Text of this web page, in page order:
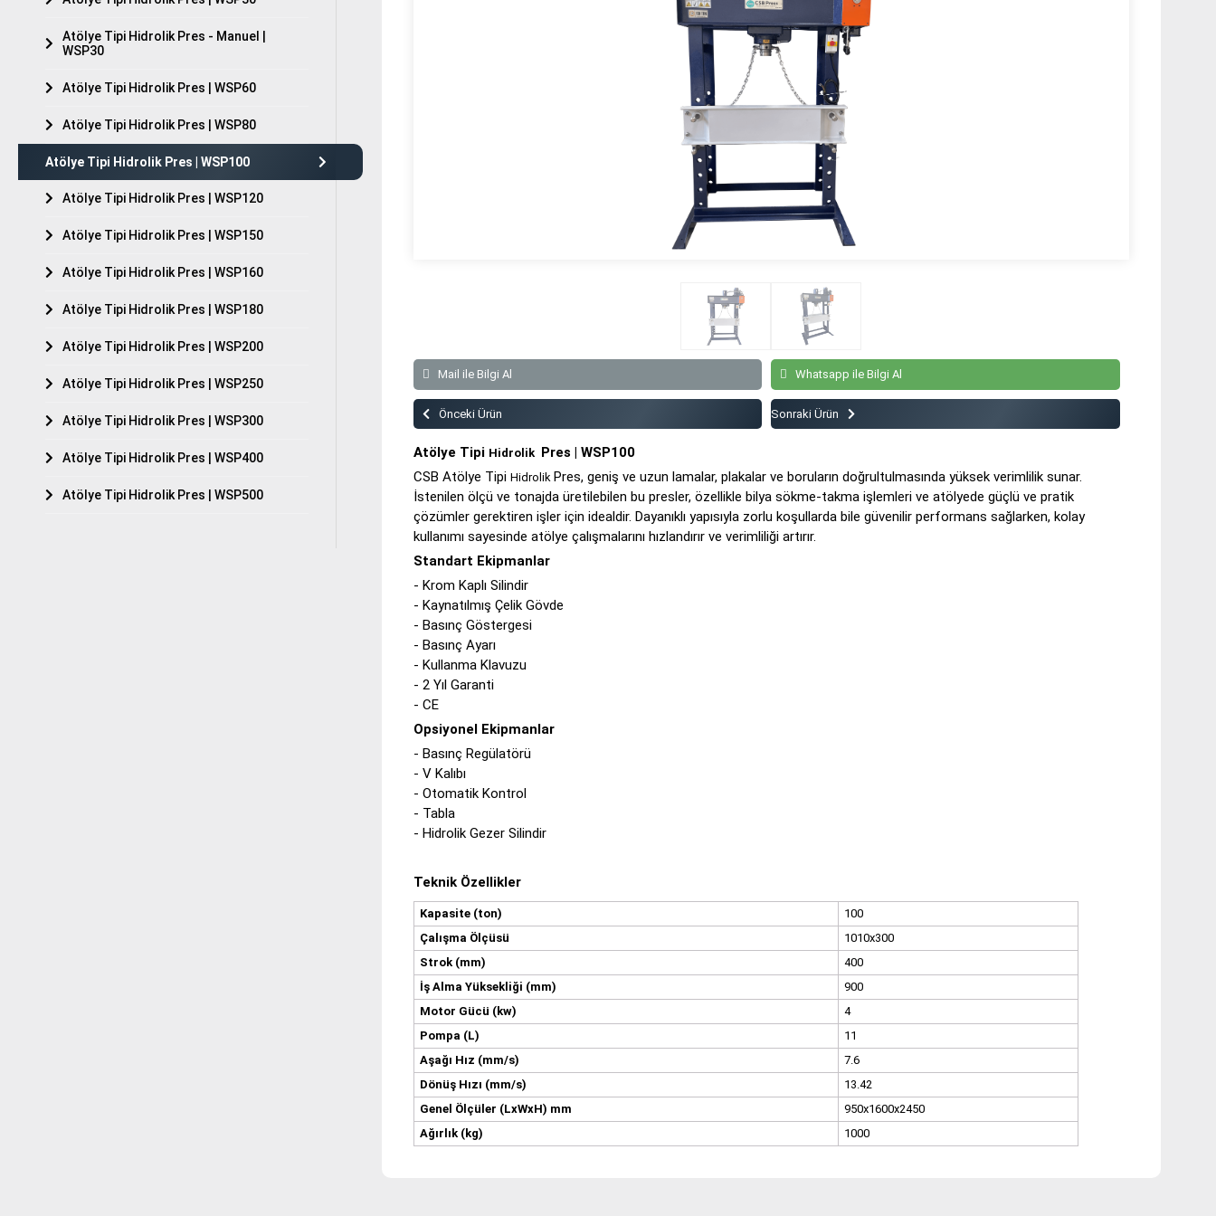
Atölye Tipi Hidrolik Pres - Manuel |
WSP30
Atölye Tipi Hidrolik Pres | WSP60
Atölye Tipi Hidrolik Pres | WSP80
Atölye Tipi Hidrolik Pres | WSP100
Atölye Tipi Hidrolik Pres | WSP120
Atölye Tipi Hidrolik Pres | WSP150
Atölye Tipi Hidrolik Pres | WSP160
Atölye Tipi Hidrolik Pres | WSP180
Atölye Tipi Hidrolik Pres | WSP200
Atölye Tipi Hidrolik Pres | WSP250
Atölye Tipi Hidrolik Pres | WSP300
Atölye Tipi Hidrolik Pres | WSP400
Atölye Tipi Hidrolik Pres | WSP500
Mail ile Bilgi Al Whatsapp ile Bilgi Al
Önceki Ürün Sonraki Ürün
Atölye Tipi Hidrolik Pres | WSP100
CSB Atölye TipiHidrolik Pres, geniş ve uzun lamalar, plakalar ve boruların doğrultulmasında yüksek verimlilik sunar.
İstenilen ölçü ve tonajda üretilebilen bu presler, özellikle bilya sökme-takma işlemleri ve atölyede güçlü ve pratik
çözümler gerektiren işler için idealdir. Dayanıklı yapısıyla zorlu koşullarda bile güvenilir performans sağlarken, kolay
kullanımı sayesinde atölye çalışmalarını hızlandırır ve verimliliği artırır.
Standart Ekipmanlar
- Krom Kaplı Silindir
- Kaynatılmış Çelik Gövde
- Basınç Göstergesi
- Basınç Ayarı
- Kullanma Klavuzu
- 2 Yıl Garanti
- CE
Opsiyonel Ekipmanlar
- Basınç Regülatörü
- V Kalıbı
- Otomatik Kontrol
- Tabla
- Hidrolik Gezer Silindir
Teknik Özellikler
Kapasite (ton)
100
Çalışma Ölçüsü
1010x300
Strok (mm)
400
İş Alma Yüksekliği (mm)
900
Motor Gücü (kw)
4
Pompa (L)
11
Aşağı Hız (mm/s)
7.6
Dönüş Hızı (mm/s)
13.42
Genel Ölçüler (LxWxH) mm
950x1600x2450
Ağırlık (kg)
1000